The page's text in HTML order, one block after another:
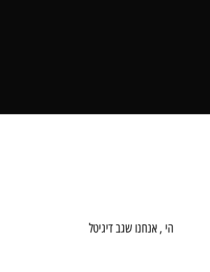
הי , אנחנו שגב דיגיטל